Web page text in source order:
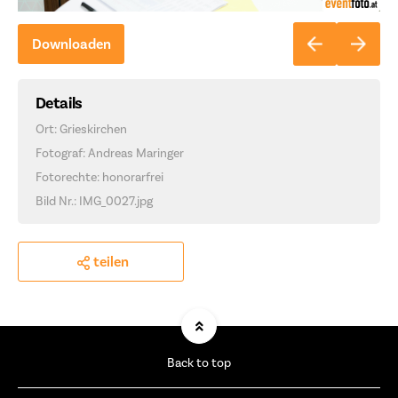
Downloaden
Details
Ort: Grieskirchen
Fotograf: Andreas Maringer
Fotorechte: honorarfrei
Bild Nr.: IMG_0027.jpg
teilen
Back to top